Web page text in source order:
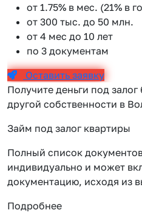
от 1.75% в мес. (21% в
от 300 тыс. до 50 млн.
от 4 мес до 10 лет
по 3 документам
Оставить заявку
Получите деньги под
другой собственности в
Займ под залог квартиры
Полный список
индивидуально и может
документацию, исходя из
Подробнее